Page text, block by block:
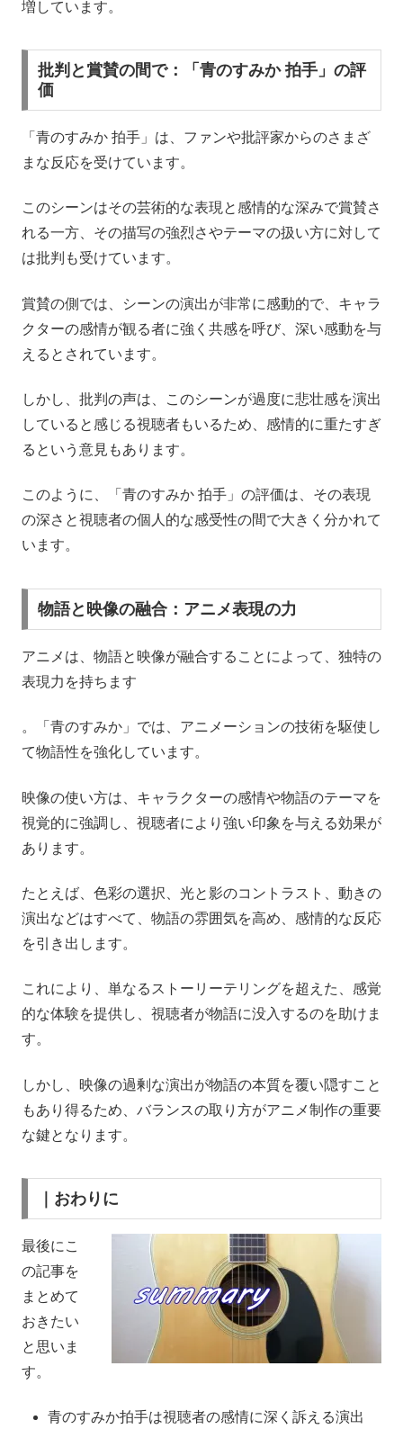
増しています。
批判と賞賛の間で：「青のすみか 拍手」の評
価
「青のすみか 拍手」は、ファンや批評家からのさまざ
まな反応を受けています。
このシーンはその芸術的な表現と感情的な深みで賞賛さ
れる一方、その描写の強烈さやテーマの扱い方に対して
は批判も受けています。
賞賛の側では、シーンの演出が非常に感動的で、キャラ
クターの感情が観る者に強く共感を呼び、深い感動を与
えるとされています。
しかし、批判の声は、このシーンが過度に悲壮感を演出
していると感じる視聴者もいるため、感情的に重たすぎ
るという意見もあります。
このように、「青のすみか 拍手」の評価は、その表現
の深さと視聴者の個人的な感受性の間で大きく分かれて
います。
物語と映像の融合：アニメ表現の力
アニメは、物語と映像が融合することによって、独特の
表現力を持ちます
。「青のすみか」では、アニメーションの技術を駆使し
て物語性を強化しています。
映像の使い方は、キャラクターの感情や物語のテーマを
視覚的に強調し、視聴者により強い印象を与える効果が
あります。
たとえば、色彩の選択、光と影のコントラスト、動きの
演出などはすべて、物語の雰囲気を高め、感情的な反応
を引き出します。
これにより、単なるストーリーテリングを超えた、感覚
的な体験を提供し、視聴者が物語に没入するのを助けま
す。
しかし、映像の過剰な演出が物語の本質を覆い隠すこと
もあり得るため、バランスの取り方がアニメ制作の重要
な鍵となります。
｜おわりに
最後にこ
の記事を
まとめて
おきたい
と思いま
す。
青のすみか拍手は視聴者の感情に深く訴える演出